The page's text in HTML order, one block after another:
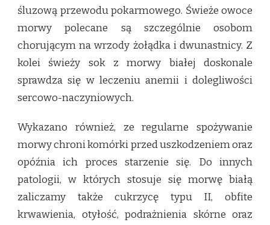
śluzową przewodu pokarmowego. Świeże owoce
morwy polecane są szczególnie osobom
chorującym na wrzody żołądka i dwunastnicy. Z
kolei świeży sok z morwy białej doskonale
sprawdza się w leczeniu anemii i dolegliwości
sercowo-naczyniowych.
Wykazano również, ze regularne spożywanie
morwy chroni komórki przed uszkodzeniem oraz
opóźnia ich proces starzenie się. Do innych
patologii, w których stosuje się morwę białą
zaliczamy także cukrzycę typu II, obfite
krwawienia, otyłość, podrażnienia skórne oraz